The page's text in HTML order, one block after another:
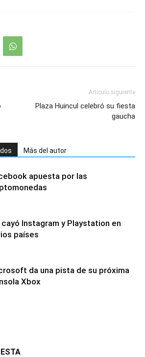
Artículo siguiente
Plaza Huincul celebró su fiesta
gaucha
Más del autor
apuesta por las
cayó Instagram y Playstation en
países
da una pista de su próxima
Xbox